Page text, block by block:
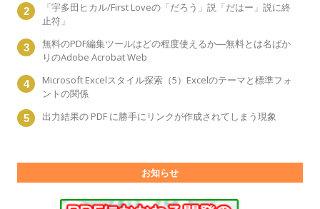
「宇多田ヒカル/First Loveの「だろう」説「だはー」説に終
止符」
無料のPDF編集ツールはどの程度使えるか―無料とは名ばか
りのAdobe Acrobat Web
Microsoft Excelスタイル探索（5）Excelのテーマと標準フォ
ントの関係
出力結果の PDF に勝手にリンクが作成されてしまう現象
お知らせ